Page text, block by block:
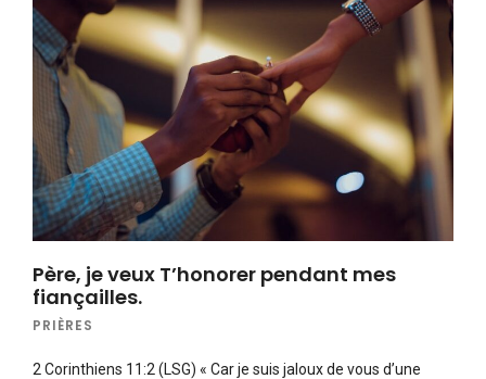
Père, je veux T’honorer pendant mes
fiançailles.
PRIÈRES
2 Corinthiens 11:2 (LSG) « Car je suis jaloux de vous d’une